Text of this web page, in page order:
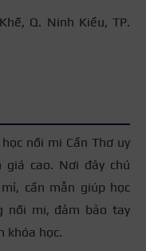
Q. Ninh Kiều, TP.
nối mi Cần Thơ uy
giá cao. Nơi đây chú
cần mẫn giúp học
nối mi, đảm bảo tay
khóa học.